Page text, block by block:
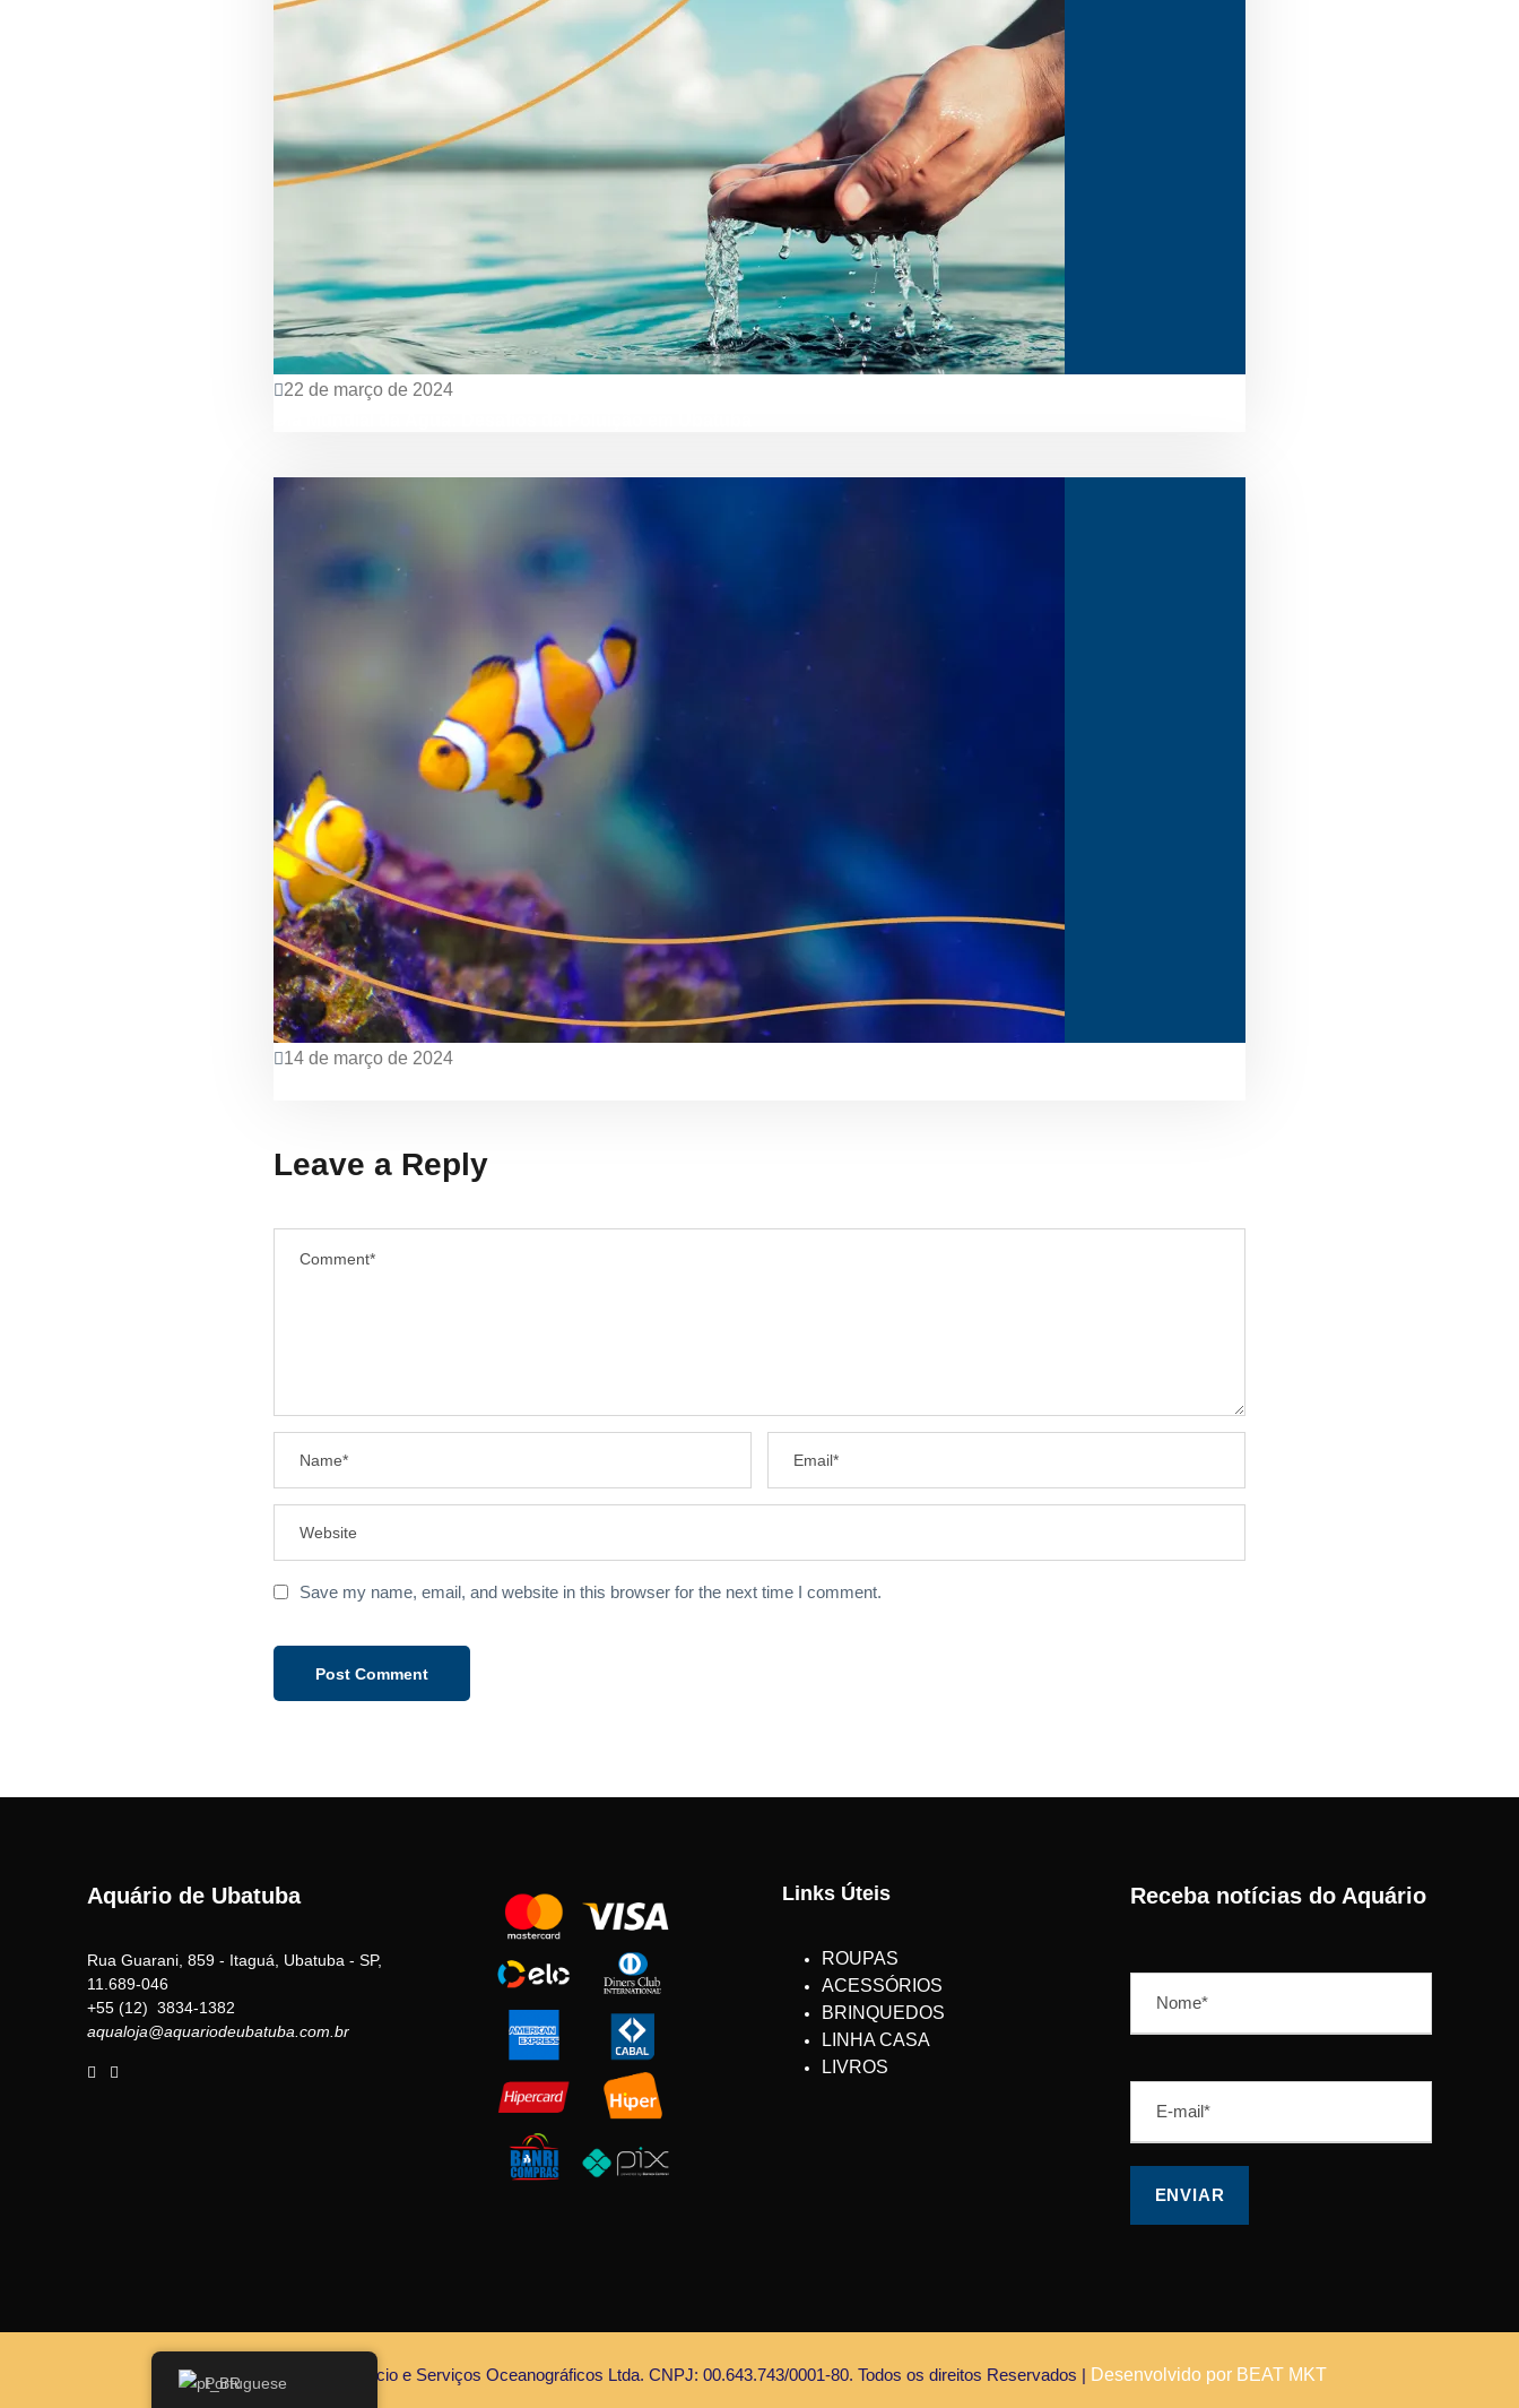
22 de março de 2024
14 de março de 2024
Leave a Reply
Save my name, email, and website in this browser for the next time I comment.
Aquário de Ubatuba
Rua Guarani, 859 - Itaguá, Ubatuba - SP,
11.689-046
+55 (12) 3834-1382
aqualoja@aquariodeubatuba.com.br
Links Úteis
ROUPAS
ACESSÓRIOS
BRINQUEDOS
LINHA CASA
LIVROS
Receba notícias do Aquário
©2026 Argonauta Comércio e Serviços Oceanográficos Ltda. CNPJ: 00.643.743/0001-80. Todos os direitos Reservados | Desenvolvido por BEAT MKT
Portuguese